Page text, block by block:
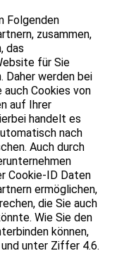
Folgenden
zusammen,
das
für Sie
werden bei
Cookies von
auf Ihrer
handelt es
nach
Auch durch
Cookie-ID Daten
ermöglichen,
die Sie auch
Wie Sie den
können,
unter Ziffer 4.6.